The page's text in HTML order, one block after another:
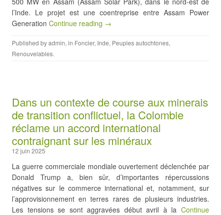
l’Inde. Le projet est une coentreprise entre Assam Power
Generation Continue reading →
Published byadmin, in Foncier, Inde, Peuples autochtones,
Renouvelables.
Dans un contexte de course aux minerais
de transition conflictuel, la Colombie
réclame un accord international
contraignant sur les minéraux
12 juin 2025
La guerre commerciale mondiale ouvertement déclenchée par
Donald Trump a, bien sûr, d’importantes répercussions
négatives sur le commerce international et, notamment, sur
l’approvisionnement en terres rares de plusieurs industries.
Les tensions se sont aggravées début avril à la Continue